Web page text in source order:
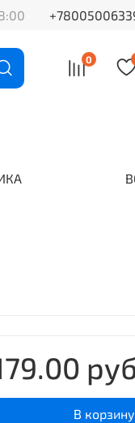
0
В корзину